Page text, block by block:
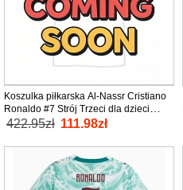
Koszulka piłkarska Al-Nassr Cristiano
Ronaldo #7 Strój Trzeci dla dzieci
2026-27 tanio Krótki Rękaw (+ Krótkie
422.95zł 111.98zł